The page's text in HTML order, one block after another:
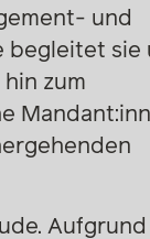
und
begleitet sie
zum